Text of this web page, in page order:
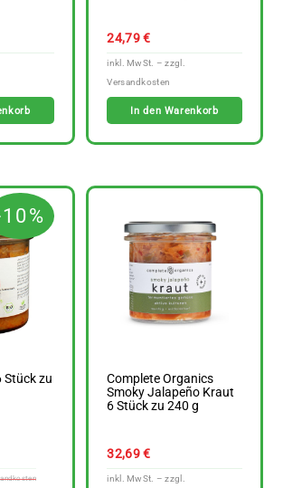
24,79€
In den Warenkorb
Stück zu
Ursprünglicher
Complete Organics
Smoky Jalapeño Kraut
6 Stück zu 240 g
32,69€